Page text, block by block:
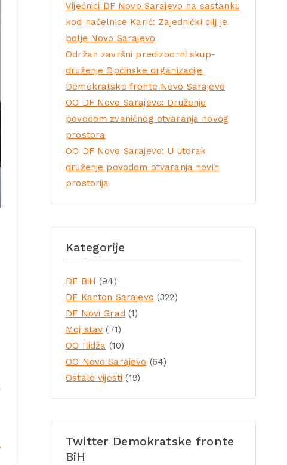
Vijećnici DF Novo Sarajevo na sastanku
kod načelnice Karić: Zajednički cilj je
bolje Novo Sarajevo
Održan završni predizborni skup-
druženje Općinske organizacije
Demokratske fronte Novo Sarajevo
OO DF Novo Sarajevo: Druženje
povodom zvaničnog otvaranja novog
prostora
OO DF Novo Sarajevo: U utorak
druženje povodom otvaranja novih
prostorija
Kategorije
DF BiH (94)
DF Kanton Sarajevo (322)
DF Novi Grad (1)
Moj stav (71)
OO Ilidža (10)
OO Novo Sarajevo (64)
Ostale vijesti (19)
Twitter Demokratske fronte
BiH